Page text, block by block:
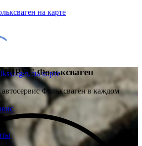
на карте
на карте
ШРУС Фольксваген
Фольксваген в каждом